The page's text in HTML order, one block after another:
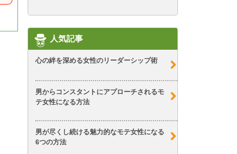
人気記事
心の絆を深める女性のリーダーシップ術
男からコンスタントにアプローチされるモ
テ女性になる方法
男が尽くし続ける魅力的なモテ女性になる
6つの方法